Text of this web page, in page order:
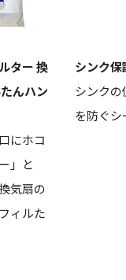
ター 換
んハン
にホコ
」と
気扇の
ィルた
シンク保
シンク
を防ぐシ